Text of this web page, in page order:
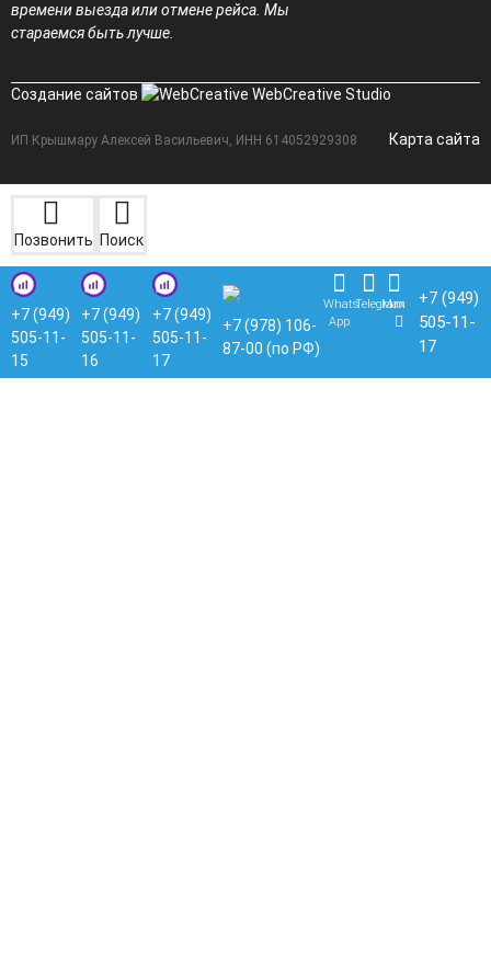
времени выезда или отмене рейса. Мы
стараемся быть лучше.
Создание сайтов WebCreative Studio
ИП Крышмару Алексей Васильевич, ИНН 614052929308 Карта сайта
Позвонить Поиск
+7 (949)
505-11-
15
+7 (949)
505-11-
16
+7 (949)
505-11-
17
+7 (978) 106-
87-00 (по РФ)
Whats
App
Telegram
Max
+7 (949)
505-11-
17